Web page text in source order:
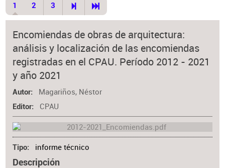
1 2 3
Encomiendas de obras de arquitectura:
análisis y localización de las encomiendas
registradas en el CPAU. Período 2012 - 2021
y año 2021
Autor Magariños, Néstor
Editor CPAU
Tipo informe técnico
Descripción